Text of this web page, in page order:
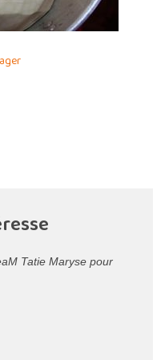
Tatie Maryse pour